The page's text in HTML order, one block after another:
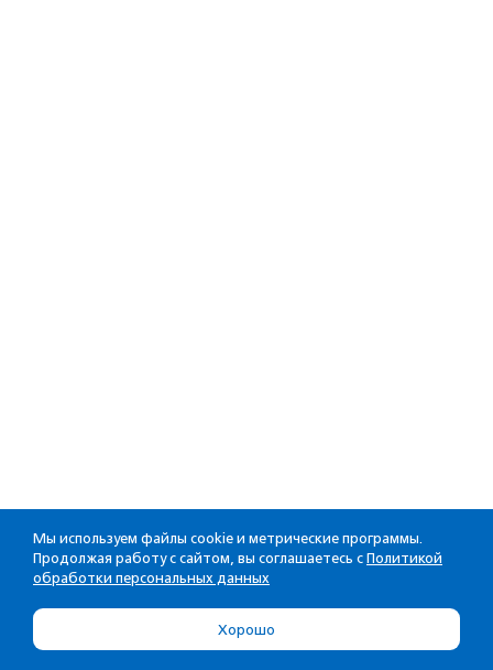
Мы используем файлы cookie и метрические программы.
Продолжая работу с сайтом, вы соглашаетесь с Политикой
обработки персональных данных
Хорошо